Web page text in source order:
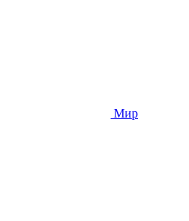
Мир